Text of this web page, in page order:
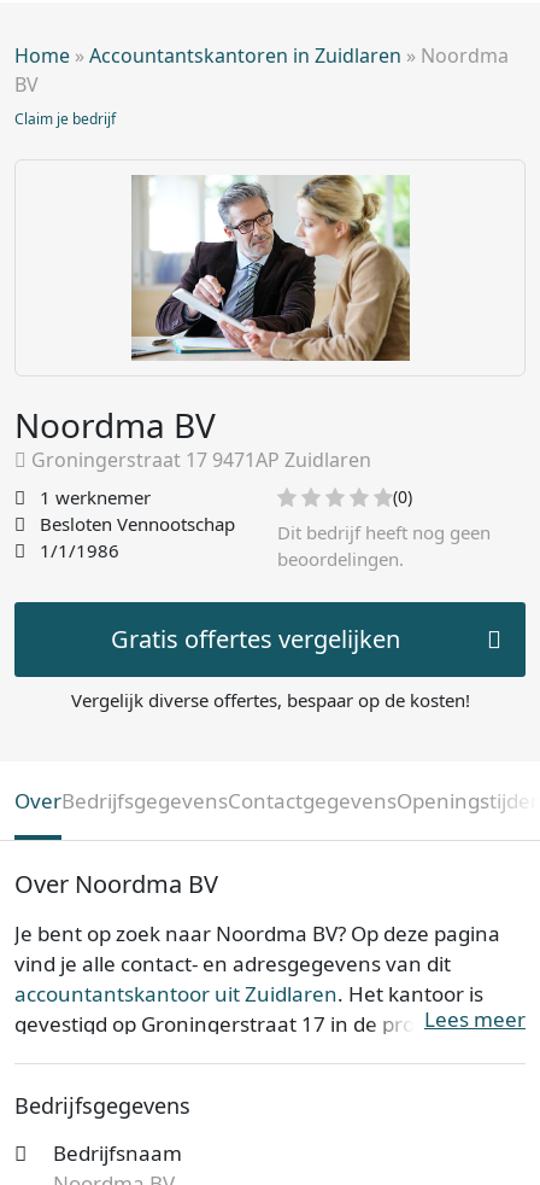
Home »Accountantskantoren in Zuidlaren » Noordma
BV
Claim je bedrijf
Noordma BV
Groningerstraat 17 9471AP Zuidlaren
1 werknemer
Besloten Vennootschap
1/1/1986
(0)
Dit bedrijf heeft nog geen
beoordelingen.
Gratis offertes vergelijken
Vergelijk diverse offertes, bespaar op de kosten!
OverBedrijfsgegevensContactgegevens
Over Noordma BV
Je bent op zoek naar Noordma BV? Op deze pagina
vind je alle contact- en adresgegevens van dit
accountantskantoor uit Zuidlaren. Het kantoor is
gevestigd op Groningerstraat 17 in de provincie
Noordma BV is bij de Kamer van Koophandel bekend
ondernemingsvorm van het dit kantoor is een
Lees meer
Bedrijfsgegevens
Bedrijfsnaam